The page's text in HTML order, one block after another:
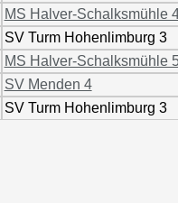
MS Halver-Schalksmühle
SV Turm Hohenlimburg 3
MS Halver-Schalksmühle
SV Menden 4
SV Turm Hohenlimburg 3